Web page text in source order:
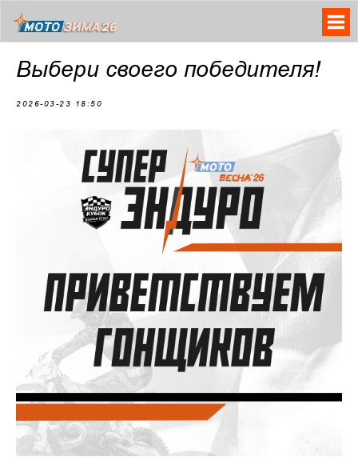
Выбери своего победителя!
2026-03-23 18:50